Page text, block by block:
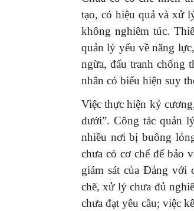
tạo, có hiệu quả và xử
không nghiêm túc.
quản lý yếu về năng
ngừa, đấu tranh chống
nhân có biểu hiện suy
Việc thực hiện kỷ
dưới”. Công tác quản
nhiều nơi bị buông
chưa có cơ chế để bảo
giám sát của Đảng với
chẽ, xử lý chưa đủ
chưa đạt yêu cầu; việc